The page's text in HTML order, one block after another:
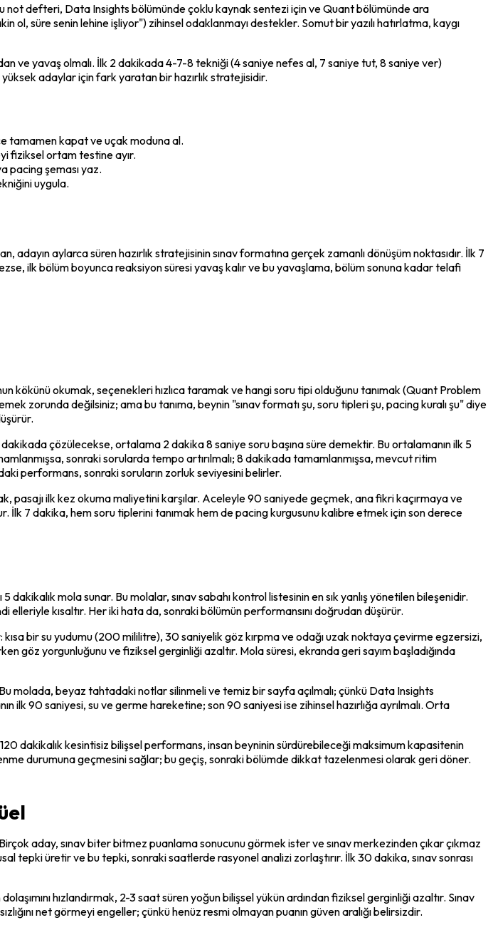
defteri, Data Insights bölümünde çoklu kaynak sentezi için ve Quant bölümünde ara
süre senin lehine işliyor") zihinsel odaklanmayı destekler. Somut bir yazılı hatırlatma, kaygı
ve yavaş olmalı. İlk 2 dakikada 4-7-8 tekniği (4 saniye nefes al, 7 saniye tut, 8 saniye ver)
yüksek adaylar için fark yaratan bir hazırlık stratejisidir.
tamamen kapat ve uçak moduna al.
fiziksel ortam testine ayır.
pacing şeması yaz.
uygula.
aylarca süren hazırlık stratejisinin sınav formatına gerçek zamanlı dönüşüm noktasıdır. İlk 7
ilk bölüm boyunca reaksiyon süresi yavaş kalır ve bu yavaşlama, bölüm sonuna kadar telafi
kökünü okumak, seçenekleri hızlıca taramak ve hangi soru tipi olduğunu tanımak (Quant Problem
zorunda değilsiniz; ama bu tanıma, beynin "sınav formatı şu, soru tipleri şu, pacing kuralı şu" diye
çözülecekse, ortalama 2 dakika 8 saniye soru başına süre demektir. Bu ortalamanın ilk 5
sonraki sorularda tempo artırılmalı; 8 dakikada tamamlanmışsa, mevcut ritim
performans, sonraki soruların zorluk seviyesini belirler.
pasajı ilk kez okuma maliyetini karşılar. Aceleyle 90 saniyede geçmek, ana fikri kaçırmaya ve
7 dakika, hem soru tiplerini tanımak hem de pacing kurgusunu kalibre etmek için son derece
mola sunar. Bu molalar, sınav sabahı kontrol listesinin en sık yanlış yönetilen bileşenidir.
elleriyle kısaltır. Her iki hata da, sonraki bölümün performansını doğrudan düşürür.
bir su yudumu (200 mililitre), 30 saniyelik göz kırpma ve odağı uzak noktaya çevirme egzersizi,
göz yorgunluğunu ve fiziksel gerginliği azaltır. Mola süresi, ekranda geri sayım başladığında
molada, beyaz tahtadaki notlar silinmeli ve temiz bir sayfa açılmalı; çünkü Data Insights
ilk 90 saniyesi, su ve germe hareketine; son 90 saniyesi ise zihinsel hazırlığa ayrılmalı. Orta
dakikalık kesintisiz bilişsel performans, insan beyninin sürdürebileceği maksimum kapasitenin
durumuna geçmesini sağlar; bu geçiş, sonraki bölümde dikkat tazelenmesi olarak geri döner.
aday, sınav biter bitmez puanlama sonucunu görmek ister ve sınav merkezinden çıkar çıkmaz
tepki üretir ve bu tepki, sonraki saatlerde rasyonel analizi zorlaştırır. İlk 30 dakika, sınav sonrası
hızlandırmak, 2-3 saat süren yoğun bilişsel yükün ardından fiziksel gerginliği azaltır. Sınav
net görmeyi engeller; çünkü henüz resmi olmayan puanın güven aralığı belirsizdir.